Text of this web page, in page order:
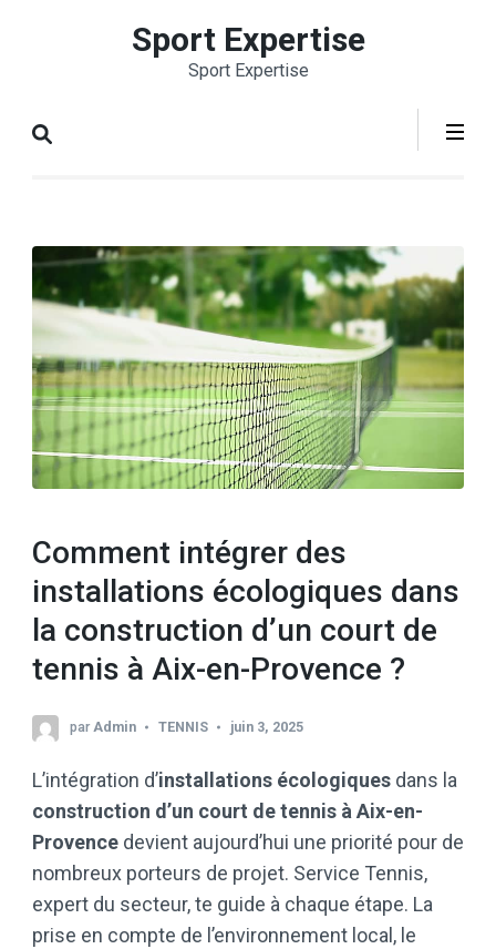
Entrée)
Sport Expertise
Sport Expertise
Comment intégrer des
installations écologiques dans
la construction d’un court de
tennis à Aix-en-Provence ?
parAdmin TENNIS juin 3, 2025
L’intégration d’installations écologiques dans la
construction d’un court de tennis à Aix-en-
Provence devient aujourd’hui une priorité pour de
nombreux porteurs de projet. Service Tennis,
expert du secteur, te guide à chaque étape. La
prise en compte de l’environnement local, le